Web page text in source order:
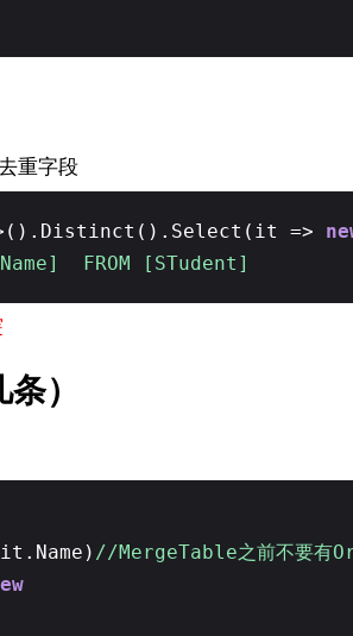
重字段
=>
FROM [STudent]
）
//MergeTable之前不要有